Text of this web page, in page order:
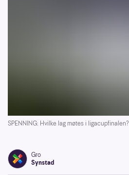
SPENNING: Hvilke lag møtes i ligacupfinalen?
Gro
Synstad